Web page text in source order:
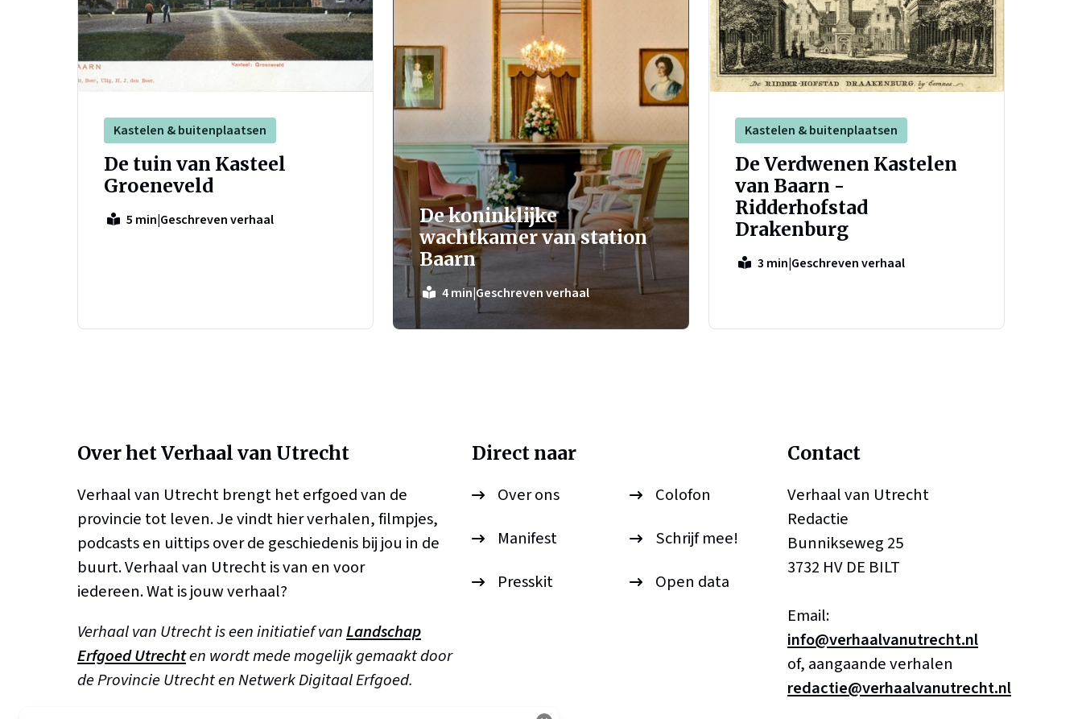
Kastelen & buitenplaatsen
De tuin van Kasteel
Groeneveld
5 min|Geschreven verhaal
De koninklijke
wachtkamer van station
Baarn
4 min|Geschreven verhaal
Kastelen & buitenplaatsen
De Verdwenen Kastelen
van Baarn -
Ridderhofstad
Drakenburg
3 min|Geschreven verhaal
Over het Verhaal van Utrecht
Verhaal van Utrecht brengt het erfgoed van de
provincie tot leven. Je vindt hier verhalen, filmpjes,
podcasts en uittips over de geschiedenis bij jou in de
buurt. Verhaal van Utrecht is van en voor
iedereen. Wat is jouw verhaal?
Verhaal van Utrecht is een initiatief vanLandschap
Erfgoed Utrechten wordt mede mogelijk gemaakt door
de Provincie Utrecht en Netwerk Digitaal Erfgoed.
Direct naar
Over ons
Colofon
Manifest
Schrijf mee!
Presskit
Open data
Contact
Verhaal van Utrecht
Redactie
Bunnikseweg 25
3732 HV DE BILT
Email:
info@verhaalvanutrecht.nl
of, aangaande verhalen
redactie@verhaalvanutrecht.nl